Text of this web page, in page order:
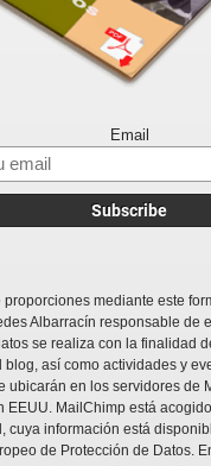
Email
proporciones mediante este
Albarracín responsable de
se realiza con la finalidad
blog, así como actividades y
ubicarán en los servidores de
EEUU. MailChimp está
cuya información está
de Protección de Datos.